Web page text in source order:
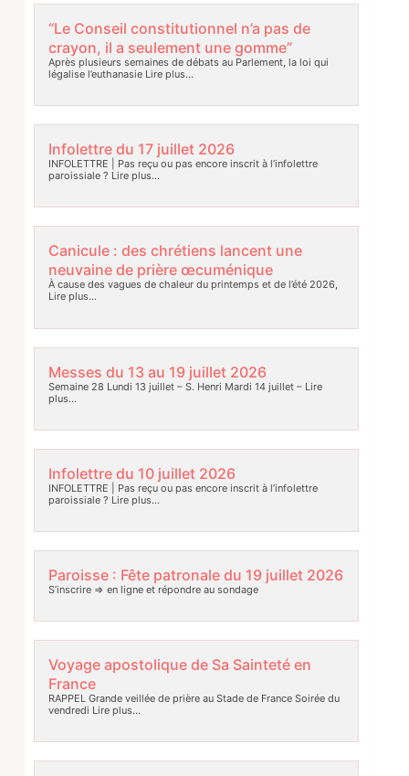
“Le Conseil constitutionnel n’a pas de
crayon, il a seulement une gomme”
Après plusieurs semaines de débats au Parlement, la loi qui
légalise l’euthanasieLire plus…
Infolettre du 17 juillet 2026
INFOLETTRE | Pas reçu ou pas encore inscrit à l’infolettre
paroissiale ? Lire plus…
Canicule : des chrétiens lancent une
neuvaine de prière œcuménique
À cause des vagues de chaleur du printemps et de l’été 2026,
Lire plus…
Messes du 13 au 19 juillet 2026
Semaine 28 Lundi 13 juillet – S. Henri Mardi 14 juillet –Lire
plus…
Infolettre du 10 juillet 2026
INFOLETTRE | Pas reçu ou pas encore inscrit à l’infolettre
paroissiale ? Lire plus…
Paroisse : Fête patronale du 19 juillet 2026
S’inscrire => en ligne et répondre au sondage
Voyage apostolique de Sa Sainteté en
France
RAPPEL Grande veillée de prière au Stade de France Soirée du
vendredi Lire plus…